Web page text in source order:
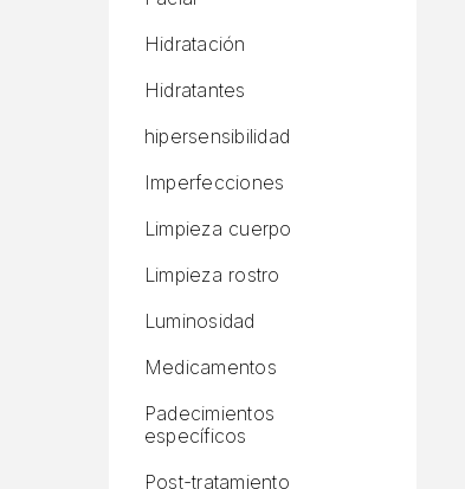
Hidratación
Hidratantes
hipersensibilidad
Imperfecciones
Limpieza cuerpo
Limpieza rostro
Luminosidad
Medicamentos
Padecimientos
específicos
Post-tratamiento